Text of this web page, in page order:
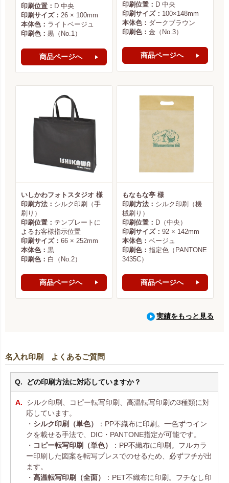
印刷位置： D 中央
印刷サイズ： 26 × 100mm
本体色： ライトベージュ
印刷色： 黒（No.1）
商品ページへ
印刷位置： D 中央
印刷サイズ： 100×148mm
本体色： ダークブラウン
印刷色： 金（No.3）
商品ページへ
いしかわフォトスタジオ 様
印刷方法： シルク印刷（手
刷り）
印刷位置： テンプレートに
よるお客様指示位置
印刷サイズ： 66 × 252mm
本体色： 黒
印刷色： 白（No.2）
商品ページへ
もなもな亭 様
印刷方法： シルク印刷（機
械刷り）
印刷位置： D（中央）
印刷サイズ： 92 × 142mm
本体色： ベージュ
印刷色： 指定色（PANTONE
3435C）
商品ページへ
実績をもっと見る
名入れ印刷 よくあるご質問
どの印刷方法に対応していますか？
シルク印刷、コピー転写印刷、高温転写印刷の3種類に対
応しています。
・ シルク印刷（単色）
：PP不織布に印刷。一色ずつイン
クを載せる手法で、DIC・PANTONE指定が可能です。
・ コピー転写印刷（単色）
：PP不織布に印刷。フルカラ
ー印刷した図案を転写プレスでのせるため、必ずフチが出
ます。
・ 高温転写印刷（全面）
：PET不織布に印刷。フチなし印